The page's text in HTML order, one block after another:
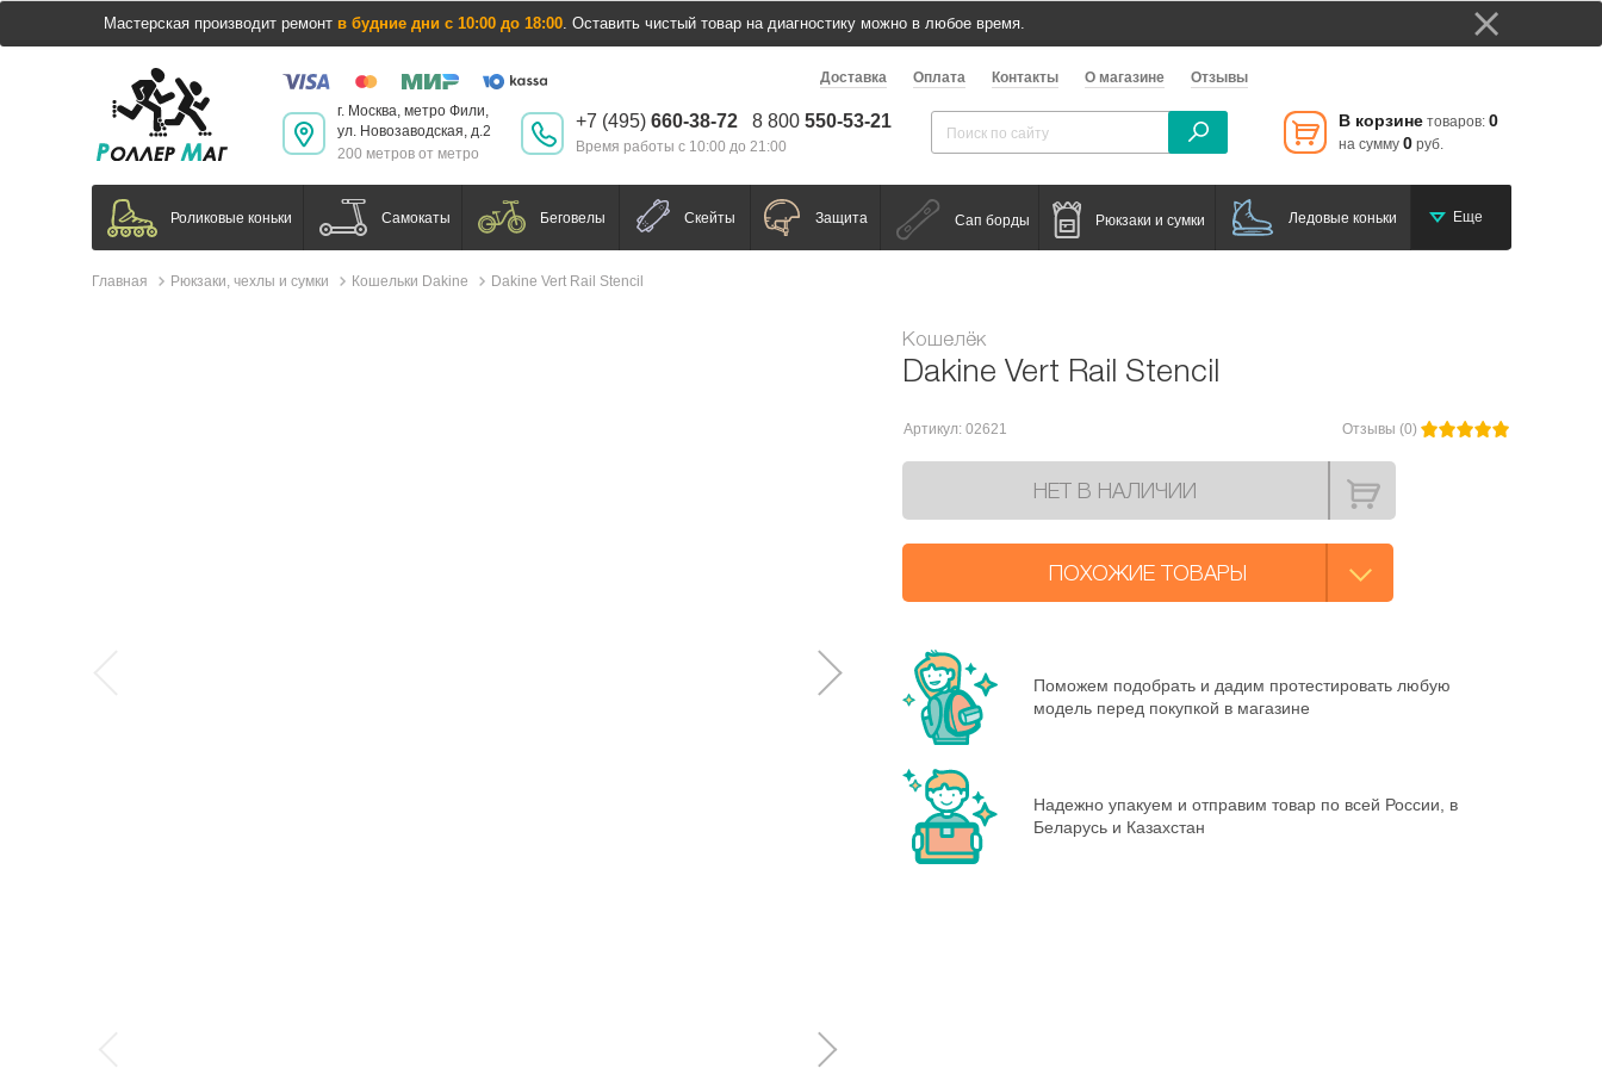
Мастерская производит ремонт в будние дни с 10:00 до 18:00. Оставить чистый товар на диагностику можно в любое время.
Доставка Оплата Контакты О магазине Отзывы
В корзине товаров: 0
на сумму 0 руб.
г. Москва, метро Фили,
ул. Новозаводская, д.2
200 метров от метро
+7 (495) 660-38-72 8 800 550-53-21
Время работы с 10:00 до 21:00
Роликовые коньки Самокаты Беговелы Скейты Защита Сап борды Рюкзаки и сумки Ледовые коньки Еще
Главная Рюкзаки, чехлы и сумки Кошельки Dakine Dakine Vert Rail Stencil
Кошелёк
Dakine Vert Rail Stencil
Артикул: 02621 Отзывы (0)
НЕТ В НАЛИЧИИ
ПОХОЖИЕ ТОВАРЫ
Поможем подобрать и дадим протестировать любую
модель перед покупкой в магазине
Надежно упакуем и отправим товар по всей России, в
Беларусь и Казахстан